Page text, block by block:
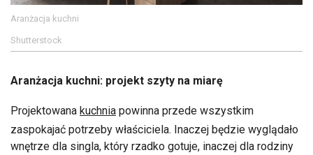
Aranżacja kuchni
Shutterstock
Aranżacja kuchni: projekt szyty na miarę
Projektowana kuchnia powinna przede wszystkim
zaspokajać potrzeby właściciela. Inaczej będzie wyglądało
wnętrze dla singla, który rzadko gotuje, inaczej dla rodziny